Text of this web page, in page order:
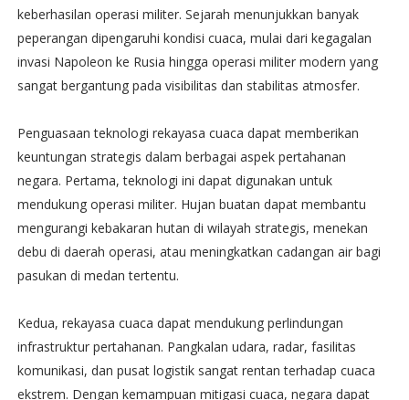
keberhasilan operasi militer. Sejarah menunjukkan banyak
peperangan dipengaruhi kondisi cuaca, mulai dari kegagalan
invasi Napoleon ke Rusia hingga operasi militer modern yang
sangat bergantung pada visibilitas dan stabilitas atmosfer.
Penguasaan teknologi rekayasa cuaca dapat memberikan
keuntungan strategis dalam berbagai aspek pertahanan
negara. Pertama, teknologi ini dapat digunakan untuk
mendukung operasi militer. Hujan buatan dapat membantu
mengurangi kebakaran hutan di wilayah strategis, menekan
debu di daerah operasi, atau meningkatkan cadangan air bagi
pasukan di medan tertentu.
Kedua, rekayasa cuaca dapat mendukung perlindungan
infrastruktur pertahanan. Pangkalan udara, radar, fasilitas
komunikasi, dan pusat logistik sangat rentan terhadap cuaca
ekstrem. Dengan kemampuan mitigasi cuaca, negara dapat